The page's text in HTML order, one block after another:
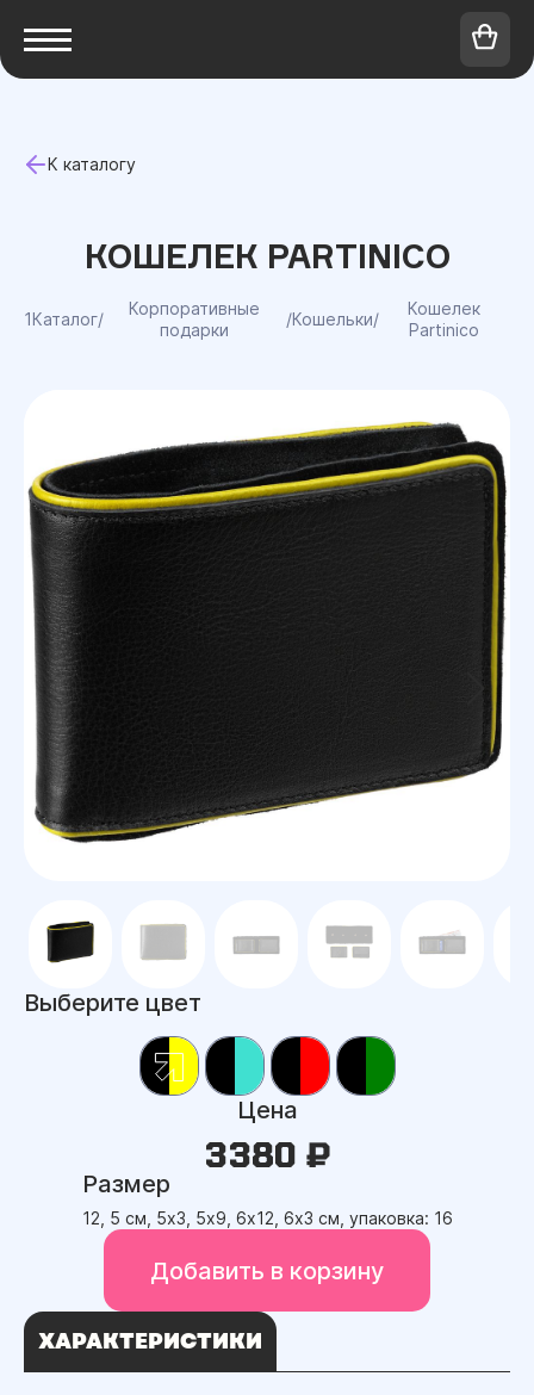
К каталогу
КОШЕЛЕК PARTINICO
1Каталог/
Корпоративные
подарки
/Кошельки/
Кошелек
Partinico
Выберите цвет
Цена
3380 ₽
Размер
12, 5 см, 5х3, 5х9, 6х12, 6х3 см, упаковка: 16
Добавить в корзину
ХАРАКТЕРИСТИКИ